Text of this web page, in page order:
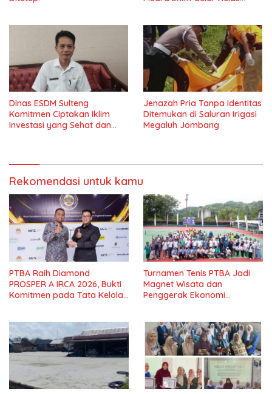
Dinas ESDM Sulteng
Komitmen Ciptakan Iklim
Investasi yang Sehat dan
Jenazah Pria Tanpa Identitas
Ditemukan di Saluran Irigasi
Megaluh Jombang
Rekomendasi untuk kamu
PTBA Raih Diamond
PROSPER A IRCA 2026, Bukti
Komitmen pada Tata Kelola
Turnamen Tenis PTBA Jadi
Magnet Wisata dan
Penggerak Ekonomi